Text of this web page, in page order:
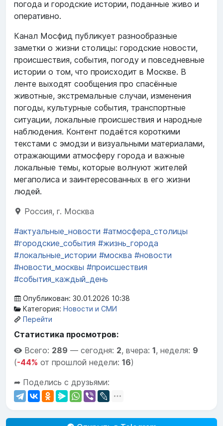
погода и городские истории, поданные живо и
оперативно.
Канал Мосфид публикует разнообразные
заметки о жизни столицы: городские новости,
происшествия, события, погоду и повседневные
истории о том, что происходит в Москве. В
ленте выходят сообщения про спасённые
животные, экстремальные случаи, изменения
погоды, культурные события, транспортные
ситуации, локальные происшествия и народные
наблюдения. Контент подаётся короткими
текстами с эмодзи и визуальными материалами,
отражающими атмосферу города и важные
локальные темы, которые волнуют жителей
мегаполиса и заинтересованных в его жизни
людей.
Россия, г. Москва
#актуальные_новости #атмосфера_столицы
#городские_события #жизнь_города
#локальные_истории #москва #новости
#новости_москвы #происшествия
#события_каждый_день
Опубликован: 30.01.2026 10:38
Категория: Новости и СМИ
Перейти
Статистика просмотров:
Всего: 289 — сегодня: 2, вчера: 1, неделя: 9
(-44% от прошлой недели: 16)
➦ Поделись с друзьями: